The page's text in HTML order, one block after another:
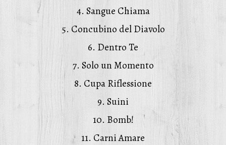
4. Sangue Chiama
5. Concubino del Diavolo
6. Dentro Te
7. Solo un Momento
8. Cupa Riflessione
9. Suini
10. Bomb!
11. Carni Amare